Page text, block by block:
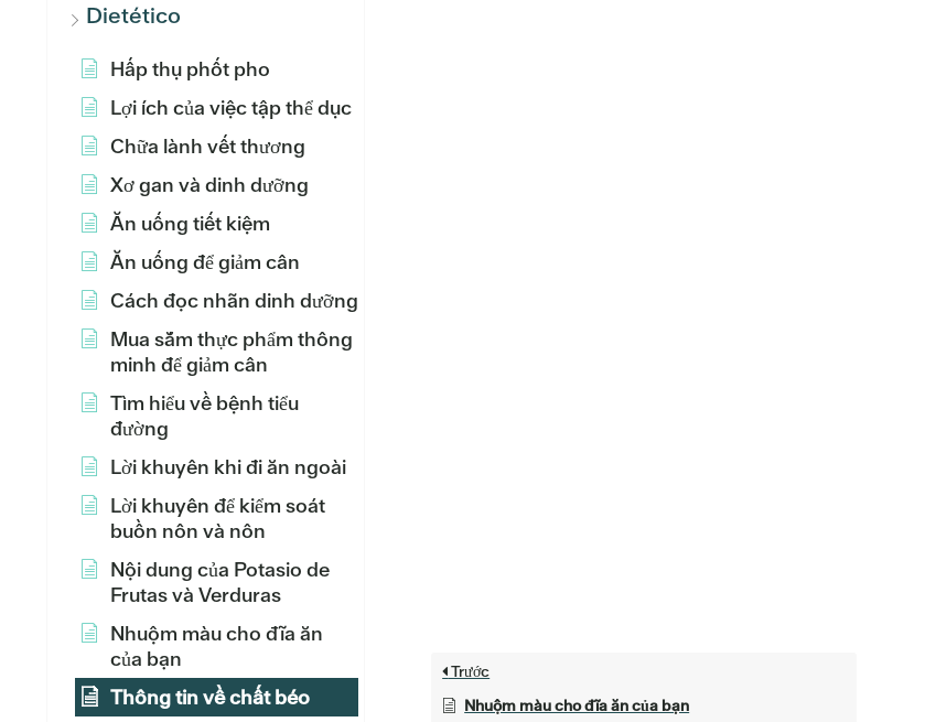
Dietético
Hấp thụ phốt pho
Lợi ích của việc tập thể dục
Chữa lành vết thương
Xơ gan và dinh dưỡng
Ăn uống tiết kiệm
Ăn uống để giảm cân
Cách đọc nhãn dinh dưỡng
Mua sắm thực phẩm thông
minh để giảm cân
Tìm hiểu về bệnh tiểu
đường
Lời khuyên khi đi ăn ngoài
Lời khuyên để kiểm soát
buồn nôn và nôn
Nội dung của Potasio de
Frutas và Verduras
Nhuộm màu cho đĩa ăn
của bạn
Thông tin về chất béo
Trước
Nhuộm màu cho đĩa ăn của bạn